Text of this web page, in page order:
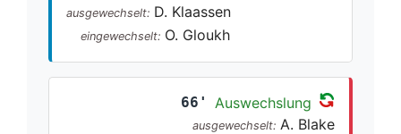
ausgewechselt: D. Klaassen
eingewechselt: O. Gloukh
66' Auswechslung
ausgewechselt: A. Blake